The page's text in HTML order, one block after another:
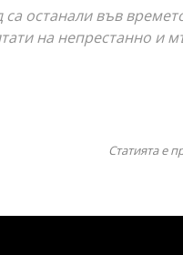
останали във
на непрестанно и
Статията е